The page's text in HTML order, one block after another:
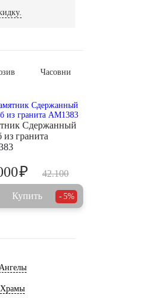
Часовни
Сдержанный
из гранита
42.100
₽
Купить 5%
Храмы